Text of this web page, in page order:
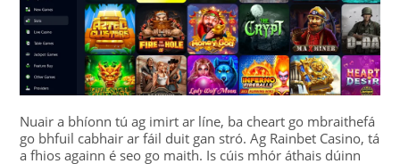
Nuair a bhíonn tú ag imirt ar líne, ba cheart go mbraithefá
go bhfuil cabhair ar fáil duit gan stró. Ag Rainbet Casino, tá
a fhios againn é seo go maith. Is cúis mhór áthais dúinn